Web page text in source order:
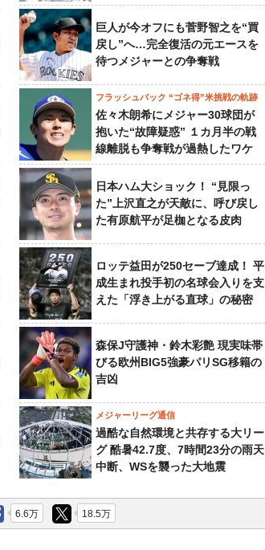
巨人が今オフにも菅野智之を“買
戻し”へ…完全復活の元エースを
待つメジャーとの争奪戦
フラッシュバック “ゴネ得”米挑戦の軌跡
佐々木朗希にメジャー30球団が
抱いた“故障疑惑” １カ月半の戦
線離脱も争奪戦が過熱したワケ
日本ハム大ショック！ “見限っ
た”上沢直之が天敵に、呼び戻し
た有原航平が足枷となる皮肉
ロッテ益田が250セーブ達成！ 平
成生まれ投手初の名球会入りを支
えた「浮き上がる直球」の秘密
森保J守護神・鈴木彩艶 現実味帯
びる欧州BIG5強豪パリSG移籍の
吉凶
メジャーリーグ通信
過酷な自然環境と共存する大リー
グ 酷暑42.7度、7時間23分の雨天
中断、WSを襲った大地震
6.6万 18.5万